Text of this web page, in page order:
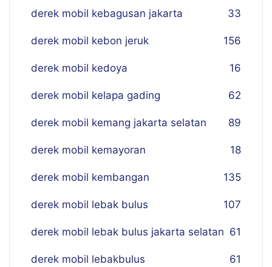
derek mobil kebagusan jakarta 33
derek mobil kebon jeruk 156
derek mobil kedoya 16
derek mobil kelapa gading 62
derek mobil kemang jakarta selatan 89
derek mobil kemayoran 18
derek mobil kembangan 135
derek mobil lebak bulus 107
derek mobil lebak bulus jakarta selatan 61
derek mobil lebakbulus 61